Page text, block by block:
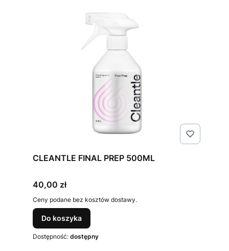
CLEANTLE FINAL PREP 500ML
Cena
40,00 zł
Ceny podane bez kosztów dostawy.
Do koszyka
Dostępność: dostępny